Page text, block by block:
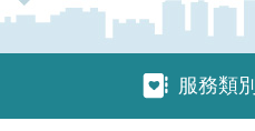
服務類別服務類別